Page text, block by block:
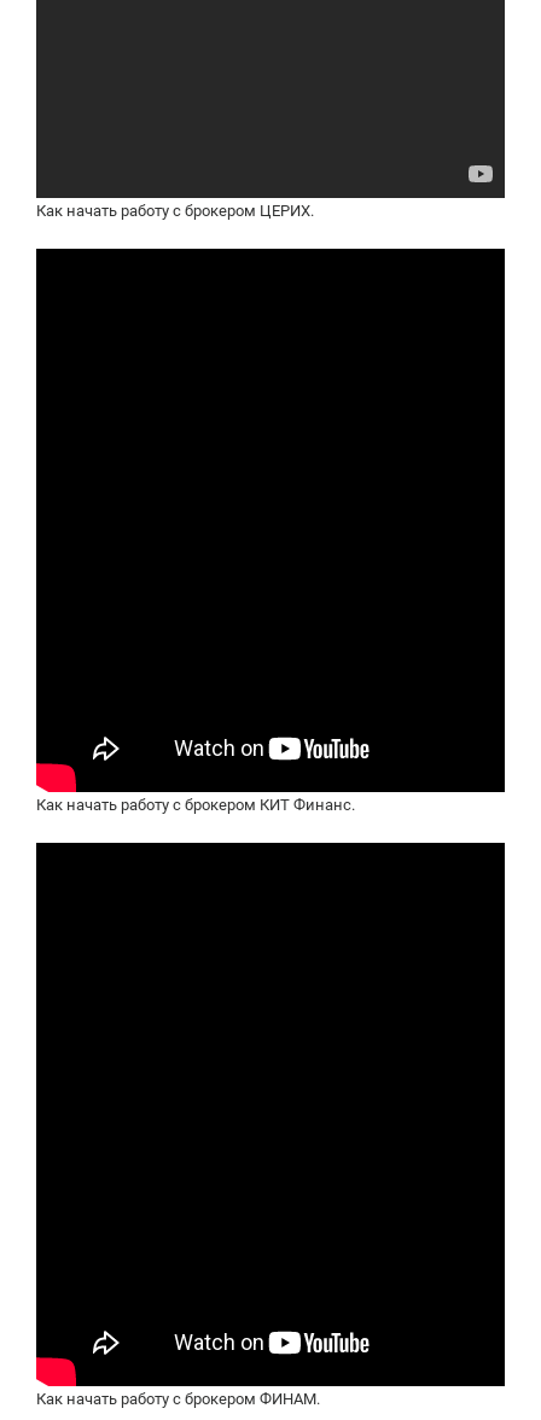
Как начать работу с брокером ЦЕРИХ.
Как начать работу с брокером КИТ Финанс.
Как начать работу с брокером ФИНАМ.